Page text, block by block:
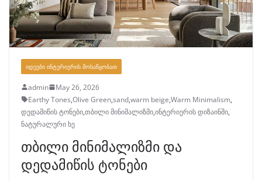
ᲘᲓᲔᲔᲑᲘ ᲘᲜᲢᲔᲠᲘᲔᲠᲘᲡ ᲛᲝᲡᲐᲬᲧᲝᲑᲐᲗ
admin
May 26, 2026
Earthy Tones,Olive Green,sand,warm beige,Warm Minimalism,
დედამიწის ტონები,თბილი მინიმალიზმი,ინტერიერის დიზაინში,
ნატურალური ხე
თბილი მინიმალიზმი და
დედამიწის ტონები